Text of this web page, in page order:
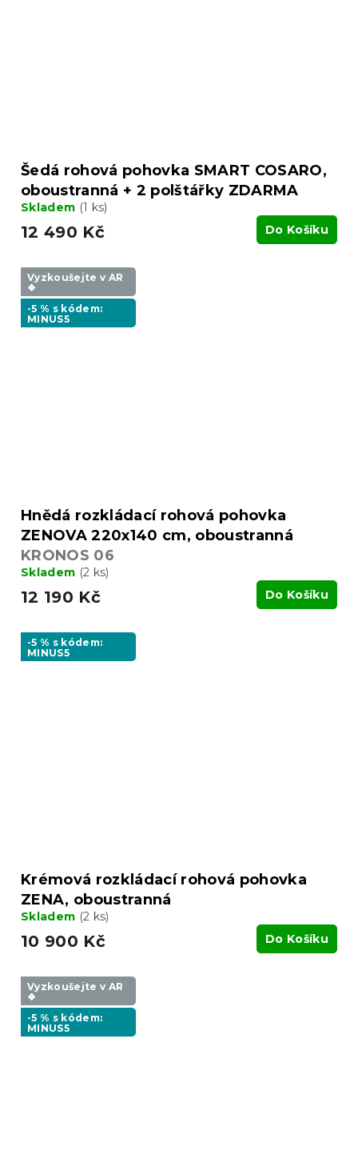
Šedá rohová pohovka SMART COSARO,
oboustranná + 2 polštářky ZDARMA
Skladem (1 ks)
12 490 Kč Do Košíku
Vyzkoušejte v AR
❖
-5 % s kódem:
MINUS5
Hnědá rozkládací rohová pohovka
ZENOVA 220x140 cm, oboustranná
KRONOS 06
Skladem (2 ks)
12 190 Kč Do Košíku
-5 % s kódem:
MINUS5
Krémová rozkládací rohová pohovka
ZENA, oboustranná
Skladem (2 ks)
10 900 Kč Do Košíku
Vyzkoušejte v AR
❖
-5 % s kódem:
MINUS5